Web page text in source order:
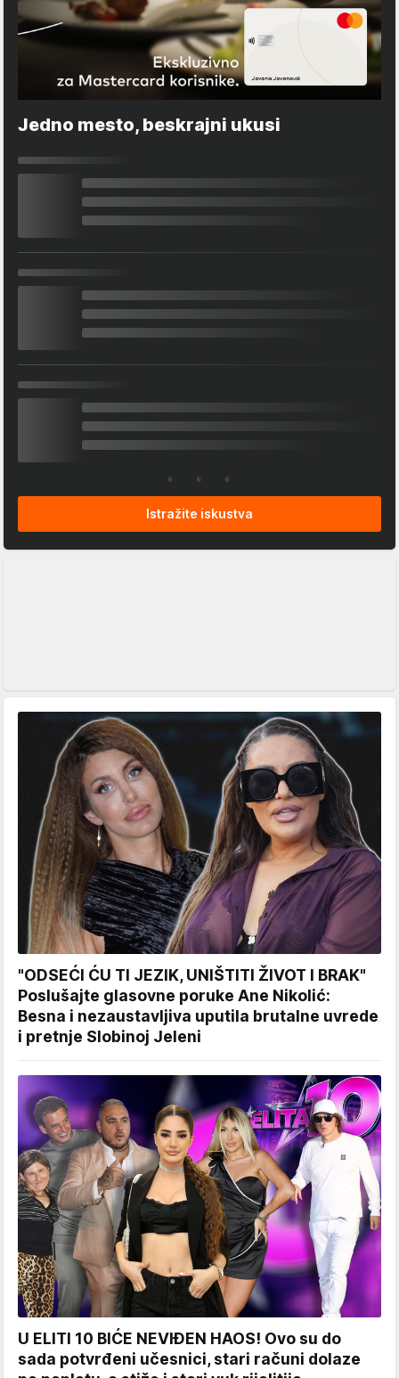
Jedno mesto, beskrajni ukusi
Istražite iskustva
"ODSEĆI ĆU TI JEZIK, UNIŠTITI ŽIVOT I BRAK"
Poslušajte glasovne poruke Ane Nikolić:
Besna i nezaustavljiva uputila brutalne uvrede
i pretnje Slobinoj Jeleni
U ELITI 10 BIĆE NEVIĐEN HAOS! Ovo su do
sada potvrđeni učesnici, stari računi dolaze